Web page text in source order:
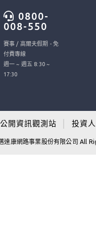
0800-
008-550
賽事 / 高爾夫假期 - 免
付費專線
週一 ~ 週五 8:30 ~
17:30
公開資訊觀測站 投資
達康網路事業股份有限公司 All